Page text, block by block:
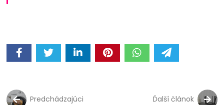
Predchádzajúci
Ďalší článok